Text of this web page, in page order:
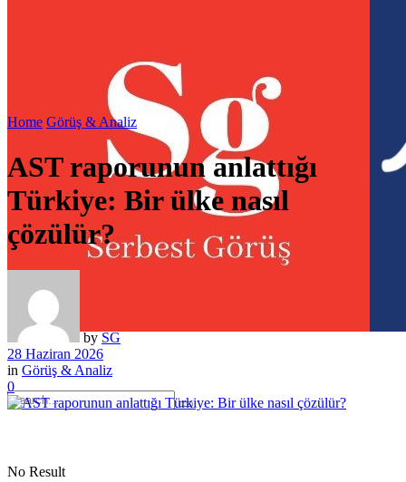
No Result
Home Görüş & Analiz
AST raporunun anlattığı
Türkiye: Bir ülke nasıl
çözülür?
by SG
28 Haziran 2026
in Görüş & Analiz
0